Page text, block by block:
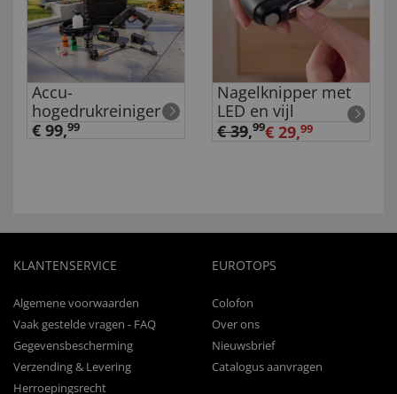
Accu-
hogedrukreiniger
€ 99,99
Nagelknipper met
LED en vijl
€ 39,99€ 29,99
KLANTENSERVICE
Algemene voorwaarden
Vaak gestelde vragen - FAQ
Gegevensbescherming
Verzending & Levering
Herroepingsrecht
EUROTOPS
Colofon
Over ons
Nieuwsbrief
Catalogus aanvragen